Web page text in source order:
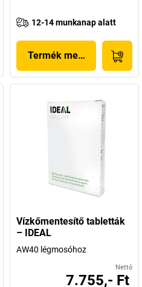
12-14 munkanap alatt
Termék megjelenítése
Vízkőmentesítő tabletták
– IDEAL
AW40 légmosóhoz
Nettó
7.755,- Ft